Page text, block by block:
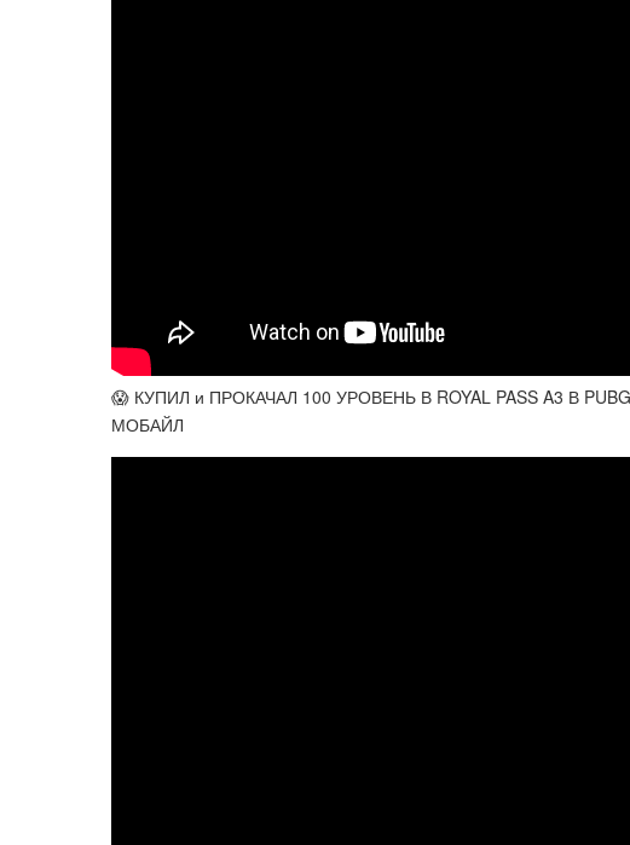
😱 КУПИЛ и ПРОКАЧАЛ 100 УРОВЕНЬ В ROYAL PASS A3 В
МОБАЙЛ